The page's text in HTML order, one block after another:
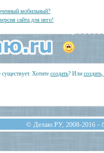
мобильный?
сайта для него!
Хотите создать? Или
© Делаю.РУ, 2008-2016 -